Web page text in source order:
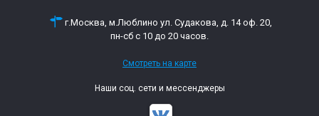
г.Москва, м.Люблино ул. Судакова, д. 14 оф. 20,
пн-сб с 10 до 20 часов.
Смотреть на карте
Наши соц. сети и мессенджеры